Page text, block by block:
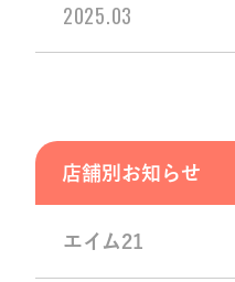
2025.03
店舗別お知らせ
エイム21